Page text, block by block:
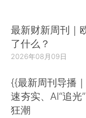
最新财新周刊｜
了什么？
2026年08月09日
{{最新周刊导播
速夯实、AI“追光
狂潮